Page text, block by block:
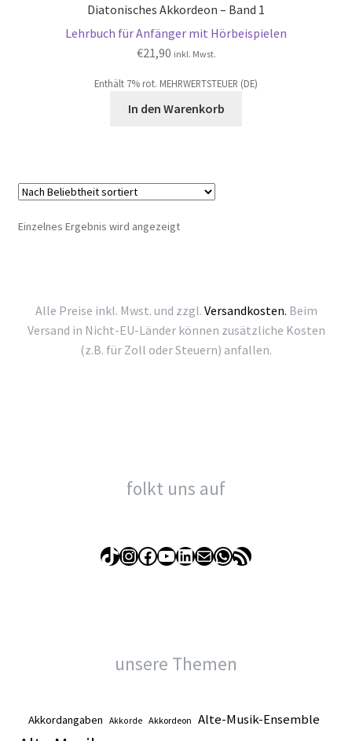
Diatonisches Akkordeon – Band 1
Lehrbuch für Anfänger mit Hörbeispielen
€21,90 inkl. Mwst.
Enthält 7% rot. MEHRWERTSTEUER (DE)
In den Warenkorb
Einzelnes Ergebnis wird angezeigt
Alle Preise inkl. Mwst. und zzgl. Versandkosten. Beim
Versand in Nicht-EU-Länder können zusätzliche Kosten
(z.B. für Zoll oder Steuern) anfallen.
folkt uns auf
TikTok
Instagram
Facebook
YouTube
LinkedIn
E-MailWhatsApp
RSS-Feed
unsere Themen
Akkordangaben Akkorde Akkordeon Alte-Musik-Ensemble